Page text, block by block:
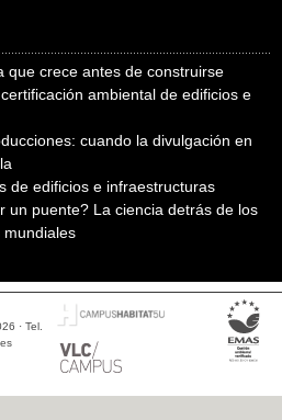
que crece antes de construirse
ambiental de edificios e
cuando la divulgación en
de edificios e infraestructuras
un puente? La ciencia detrás de los
mundiales
· Tel.